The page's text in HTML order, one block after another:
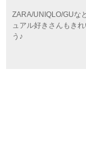
ZARA/UNIQLO/GUな
ュアル好きさんもき
う♪